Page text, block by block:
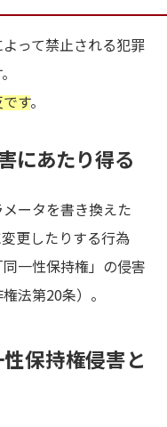
って禁止される犯罪
す。
にあたり得る
ータを書き換えた
更したりする行為
一性保持権」の侵害
法第20条）。
保持権侵害と